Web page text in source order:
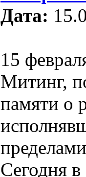
Дата:
15
Митинг,
памяти о
Сегодня в